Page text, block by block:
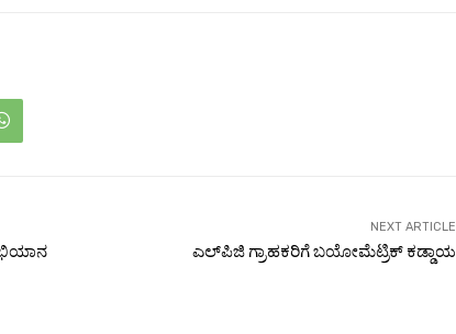
NEXT ARTICLE
ಎಲ್‌ಪಿಜಿ ಗ್ರಾಹಕರಿಗೆ ಬಯೋಮೆಟ್ರಿಕ್ ಕಡ್ಡಾಯ